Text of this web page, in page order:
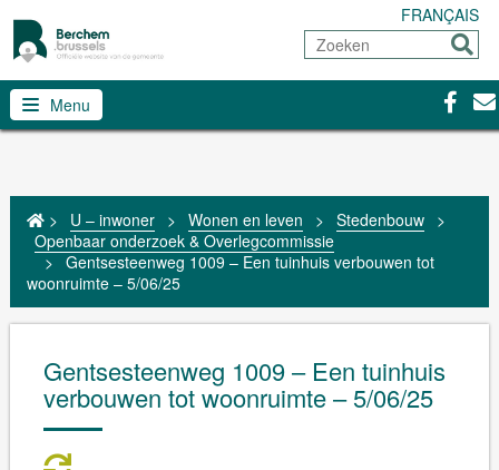
FRANÇAIS
Zoeken
Sturen
Menu
> U – inwoner > Wonen en leven > Stedenbouw
>
Openbaar onderzoek & Overlegcommissie
> Gentsesteenweg 1009 – Een tuinhuis verbouwen tot
woonruimte – 5/06/25
Gentsesteenweg 1009 – Een tuinhuis
verbouwen tot woonruimte – 5/06/25